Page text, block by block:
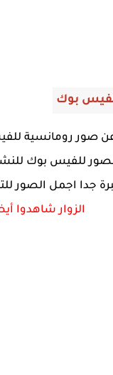
بوك
جدا اجمل الصور
الزوار شاهدوا